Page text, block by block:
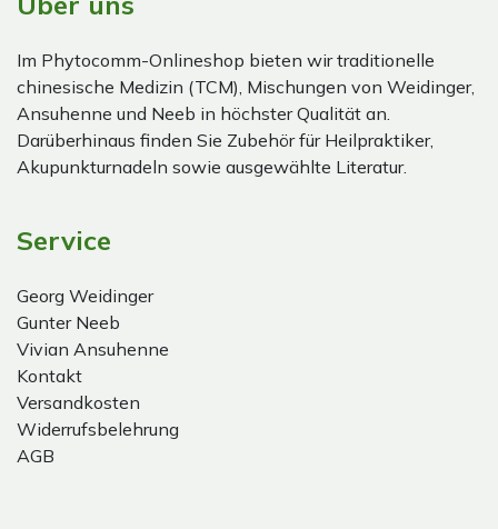
Im Phytocomm-Onlineshop bieten wir traditionelle
chinesische Medizin (TCM), Mischungen von Weidinger,
Ansuhenne und Neeb in höchster Qualität an.
Darüberhinaus finden Sie Zubehör für Heilpraktiker,
Akupunkturnadeln sowie ausgewählte Literatur.
Service
Georg Weidinger
Gunter Neeb
Vivian Ansuhenne
Kontakt
Versandkosten
Widerrufsbelehrung
AGB